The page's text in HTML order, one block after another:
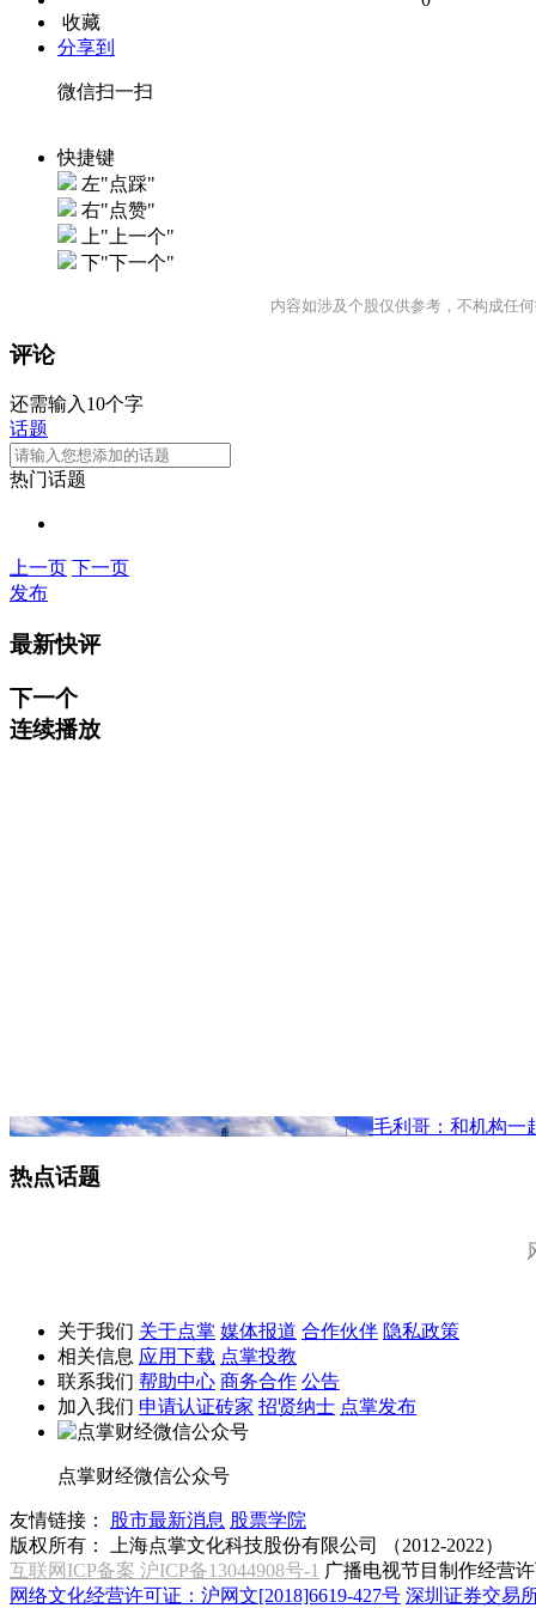
收藏
分享到
微信扫一扫
快捷键
左"点踩"
右"点赞"
上"上一个"
下"下一个"
内容如涉及个股仅供参考，不构成任
评论
还需输入10个字
话题
热门话题
上一页 下一页
发布
最新快评
下一个
连续播放
毛利哥：和机构一
热点话题
关于我们 关于点掌 媒体报道 合作伙伴 隐私政策
相关信息 应用下载 点掌投教
联系我们 帮助中心 商务合作 公告
加入我们 申请认证砖家 招贤纳士 点掌发布
点掌财经微信公众号
友情链接： 股市最新消息 股票学院
版权所有：
上海点掌文化科技股份有限公司 （2012-2022）
互联网ICP备案 沪ICP备13044908号-1 广播电视节目制作经营
网络文化经营许可证：沪网文[2018]6619-427号 深圳证券交易